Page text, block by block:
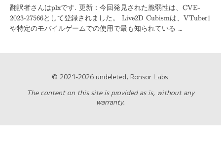
翻訳者さんはplxです. 更新：今回発見された脆弱性は、CVE-
2023-27566として登録されました。 Live2D Cubismは、VTuber1
や特定のモバイルゲームでの使用で最も知られている …
© 2021-2026 undeleted, Ronsor Labs.
The content on this site is provided as is, without any
warranty.